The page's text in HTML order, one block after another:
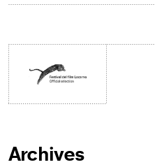
Archives